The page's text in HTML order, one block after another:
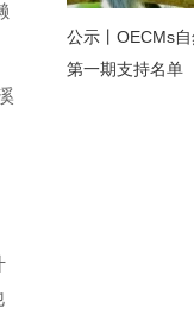
公示丨OECMs
第一期支持名单